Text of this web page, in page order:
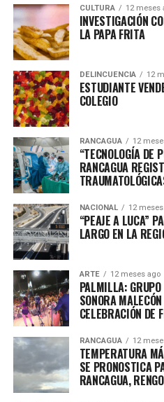
CULTURA 12 meses
INVESTIGACIÓN
LA PAPA FRITA
DELINCUENCIA 12
ESTUDIANTE
COLEGIO
RANCAGUA 12
“TECNOLOGÍA DE
RANCAGUA
NACIONAL 12
“PEAJE A LUCA”
LARGO EN LA
ARTE 12 meses ago
PALMILLA: GRUPO
SONORA
CELEBRACIÓN DE
RANCAGUA 12
TEMPERATURA
SE PRONOSTICA
RANCAGUA,